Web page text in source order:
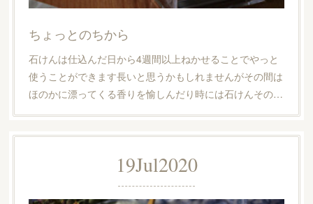
ちょっとのちから
石けんは仕込んだ日から4週間以上ねかせることでやっと
使うことができます長いと思うかもしれませんがその間は
ほのかに漂ってくる香りを愉しんだり時には石けんその…
19Jul2020